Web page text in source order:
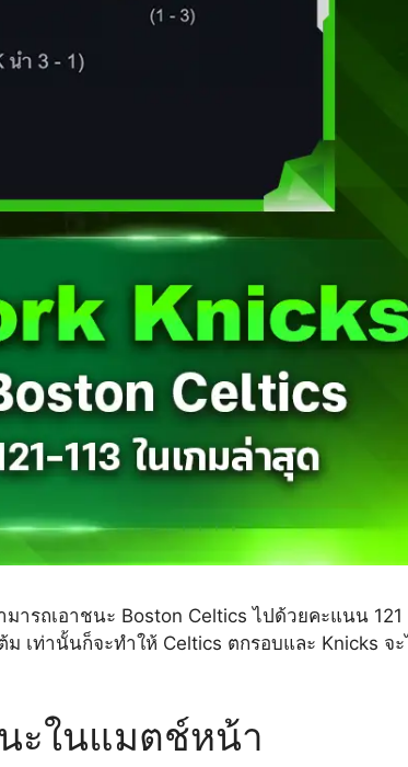
มารถเอาชนะ Boston Celtics ไปด้วยคะแนน 121
เท่านั้นก็จะทำให้ Celtics ตกรอบและ Knicks จะ
ะในแมตช์หน้า